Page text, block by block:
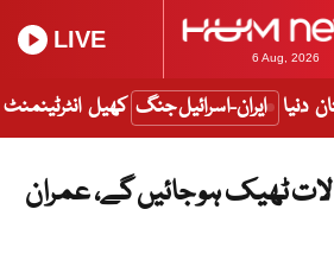
6 Aug, 2026
LIVE
دنیا ایران-اسرائیل جنگ کھیل انٹرٹینمنٹ
ٹھیک ہو جائیں گے، عمران